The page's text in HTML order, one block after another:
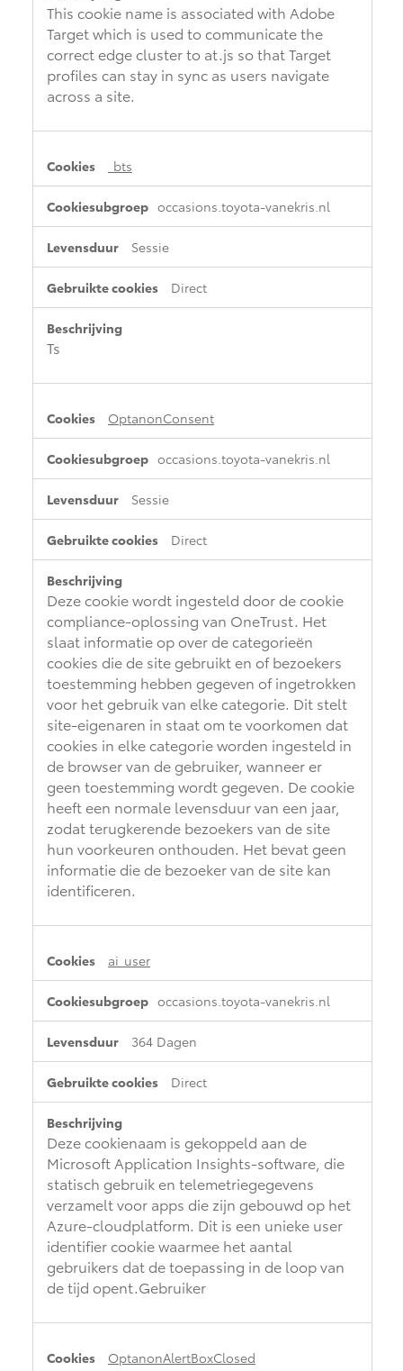
This cookie name is associated with Adobe
Target which is used to communicate the
correct edge cluster to at.js so that Target
profiles can stay in sync as users navigate
across a site.
_bts
occasions.toyota-vanekris.nl
Sessie
Direct
Ts
OptanonConsent
occasions.toyota-vanekris.nl
Sessie
Direct
Deze cookie wordt ingesteld door de cookie
compliance-oplossing van OneTrust. Het
slaat informatie op over de categorieën
cookies die de site gebruikt en of bezoekers
toestemming hebben gegeven of ingetrokken
voor het gebruik van elke categorie. Dit stelt
site-eigenaren in staat om te voorkomen dat
cookies in elke categorie worden ingesteld in
de browser van de gebruiker, wanneer er
geen toestemming wordt gegeven. De cookie
heeft een normale levensduur van een jaar,
zodat terugkerende bezoekers van de site
hun voorkeuren onthouden. Het bevat geen
informatie die de bezoeker van de site kan
identificeren.
ai_user
occasions.toyota-vanekris.nl
364 Dagen
Direct
Deze cookienaam is gekoppeld aan de
Microsoft Application Insights-software, die
statisch gebruik en telemetriegegevens
verzamelt voor apps die zijn gebouwd op het
Azure-cloudplatform. Dit is een unieke user
identifier cookie waarmee het aantal
gebruikers dat de toepassing in de loop van
de tijd opent.Gebruiker
OptanonAlertBoxClosed